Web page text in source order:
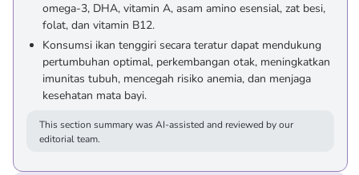
omega-3, DHA, vitamin A, asam amino esensial, zat besi,
folat, dan vitamin B12.
Konsumsi ikan tenggiri secara teratur dapat mendukung
pertumbuhan optimal, perkembangan otak, meningkatkan
imunitas tubuh, mencegah risiko anemia, dan menjaga
kesehatan mata bayi.
This section summary was AI-assisted and reviewed by our
editorial team.